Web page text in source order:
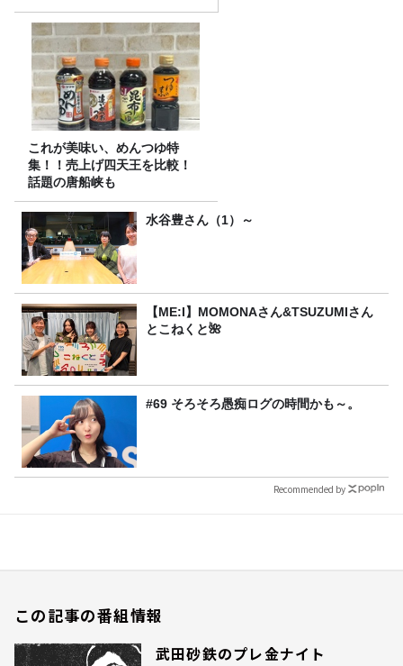
これが美味い、めんつゆ特
集！！売上げ四天王を比較！
話題の唐船峡も
水谷豊さん（1）～
【ME:I】MOMONAさん&TSUZUMIさん
とこねくと🌺
#69 そろそろ愚痴ログの時間かも～。
Recommended by
この記事の番組情報
武田砂鉄のプレ金ナイト